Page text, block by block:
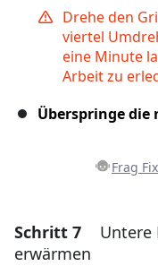
Drehe den
viertel
eine Minute
Arbeit zu
Überspringe die
Frag
Schritt 7
Untere
erwärmen